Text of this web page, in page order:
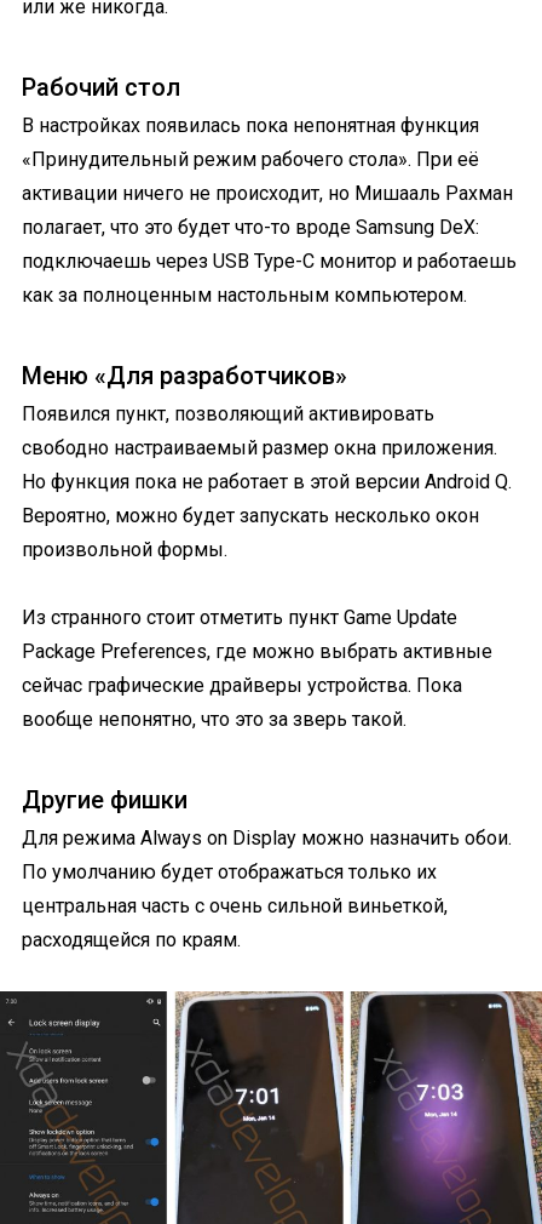
или же никогда.
Рабочий стол
В настройках появилась пока непонятная функция
«Принудительный режим рабочего стола». При её
активации ничего не происходит, но Мишааль Рахман
полагает, что это будет что-то вроде Samsung DeX:
подключаешь через USB Type-C монитор и работаешь
как за полноценным настольным компьютером.
Меню «Для разработчиков»
Появился пункт, позволяющий активировать
свободно настраиваемый размер окна приложения.
Но функция пока не работает в этой версии Android Q.
Вероятно, можно будет запускать несколько окон
произвольной формы.
Из странного стоит отметить пункт Game Update
Package Preferences, где можно выбрать активные
сейчас графические драйверы устройства. Пока
вообще непонятно, что это за зверь такой.
Другие фишки
Для режима Always on Display можно назначить обои.
По умолчанию будет отображаться только их
центральная часть с очень сильной виньеткой,
расходящейся по краям.